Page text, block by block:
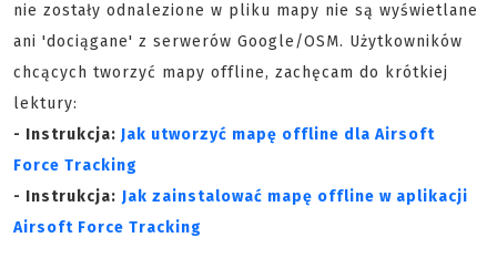
nie zostały odnalezione w pliku mapy nie są wyświetlane
ani 'dociągane' z serwerów Google/OSM. Użytkowników
chcących tworzyć mapy offline, zachęcam do krótkiej
lektury:
- Instrukcja: Jak utworzyć mapę offline dla Airsoft
Force Tracking
- Instrukcja: Jak zainstalować mapę offline w aplikacji
Airsoft Force Tracking